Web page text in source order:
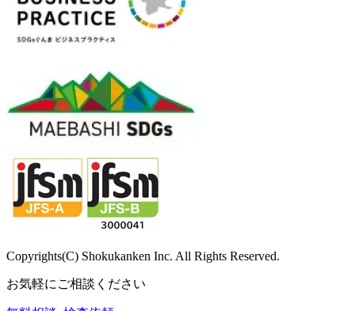
Copyrights(C) Shokukanken Inc. All Rights Reserved.
お気軽にご相談ください